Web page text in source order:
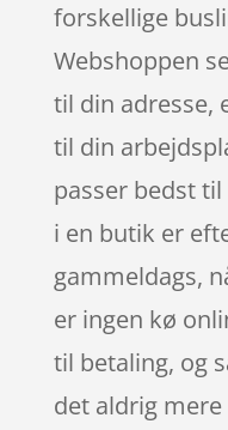
forskellige
Webshoppen
til din adresse,
til din
passer bedst
i en butik er
gammeldags,
er ingen kø
til betaling, og
det aldrig